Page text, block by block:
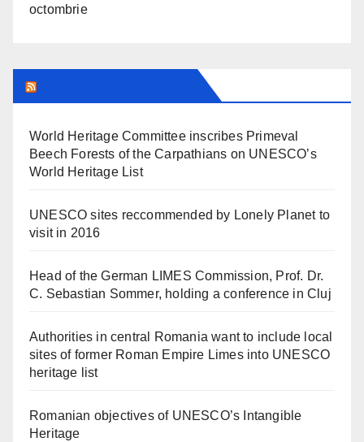
octombrie
World Heritage Committee inscribes Primeval
Beech Forests of the Carpathians on UNESCO’s
World Heritage List
UNESCO sites reccommended by Lonely Planet to
visit in 2016
Head of the German LIMES Commission, Prof. Dr.
C. Sebastian Sommer, holding a conference in Cluj
Authorities in central Romania want to include local
sites of former Roman Empire Limes into UNESCO
heritage list
Romanian objectives of UNESCO’s Intangible
Heritage